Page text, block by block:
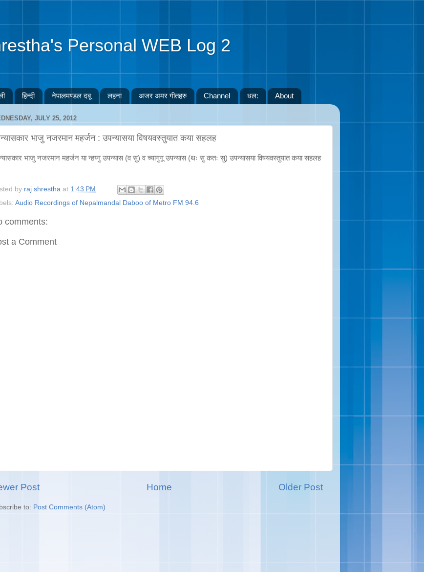
Personal WEB Log 2
हिन्दी नेपालमण्डल दबू लहना अजर अमर गीतहरु Channel धल: About
JULY 25, 2012
भाजु नजरमान महर्जन : उपन्यासया विषयवस्तुयात कया सहलह
भाजु नजरमान महर्जन या न्हय्गु उपन्यास (व सु) व च्यागुगू उपन्यास (थः सु कतः सु) उपन्यासया विषयवस्तुयात कया सहलह
by raj shrestha at 1:43 PM
Audio Recordings of Nepalmandal Daboo of Metro FM 94.6
comments:
a Comment
Post Older Post
Home
to: Post Comments (Atom)